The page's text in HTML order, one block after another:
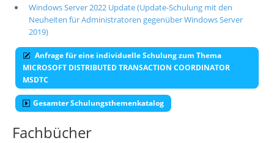
Windows Server 2022 Update (Update-Schulung mit den
Neuheiten für Administratoren gegenüber Windows Server
2019)
Anfrage für eine individuelle Schulung zum Thema
MICROSOFT DISTRIBUTED TRANSACTION COORDINATOR
MSDTC
Gesamter Schulungsthemenkatalog
Fachbücher